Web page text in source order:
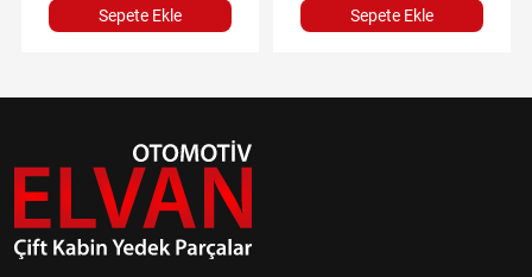
Sepete Ekle Sepete Ekle